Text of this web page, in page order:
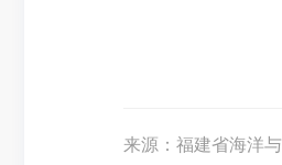
来源：福建省海洋